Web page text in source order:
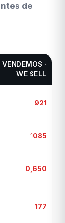
de
VENDEMOS ·
WE SELL
921
1085
0,650
177